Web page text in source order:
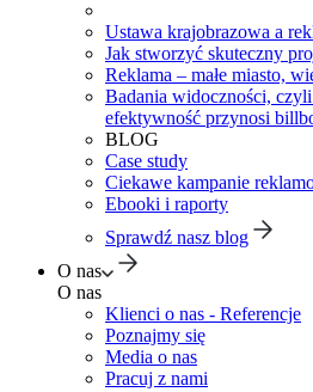
Ustawa krajobrazowa a
Jak stworzyć skuteczny
Reklama – małe miasto,
Badania widoczności,
efektywność przynosi
BLOG
Case study
Ciekawe kampanie
Ebooki i raporty
Sprawdź nasz blog
O nas
O nas
Klienci o nas - Referencje
Poznajmy się
Media o nas
Pracuj z nami